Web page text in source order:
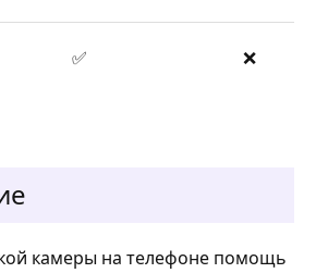
✅ ❌
камеры на телефоне помощь